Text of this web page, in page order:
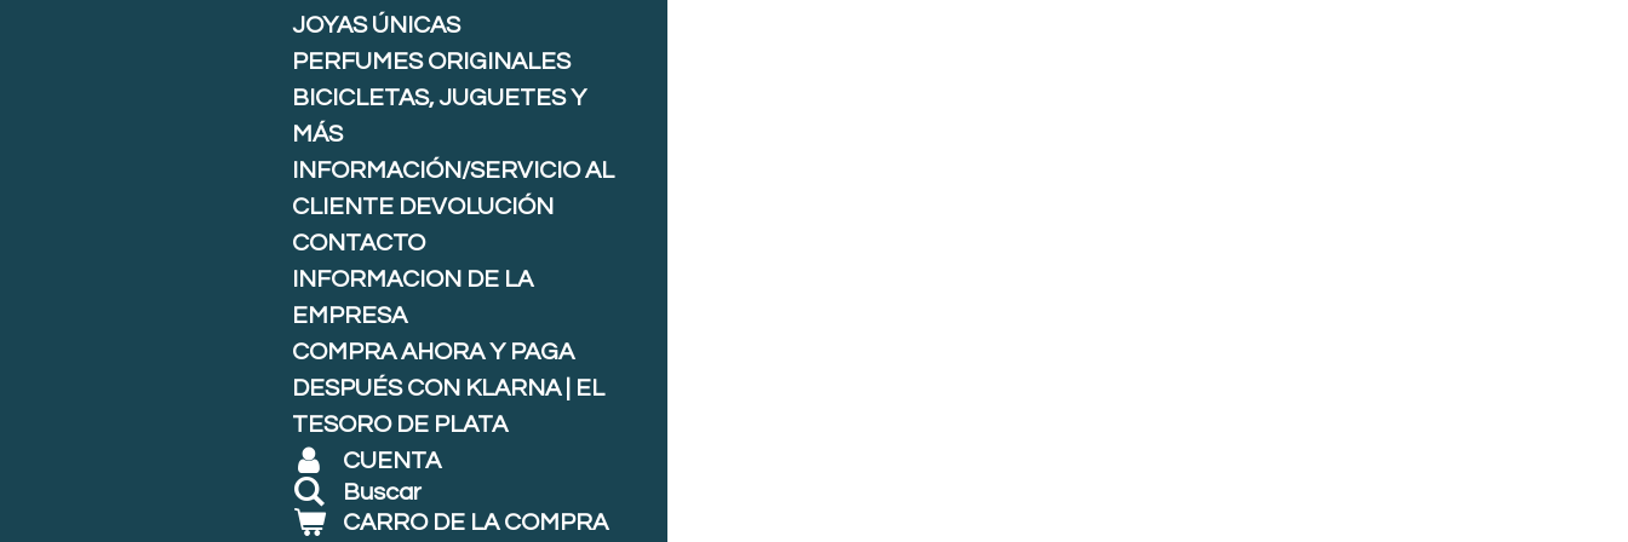
JOYAS ÚNICAS
PERFUMES ORIGINALES
BICICLETAS, JUGUETES Y
MÁS
INFORMACIÓN/SERVICIO AL
CLIENTE DEVOLUCIÓN
CONTACTO
INFORMACION DE LA
EMPRESA
COMPRA AHORA Y PAGA
DESPUÉS CON KLARNA | EL
TESORO DE PLATA
CUENTA
Buscar
CARRO DE LA COMPRA